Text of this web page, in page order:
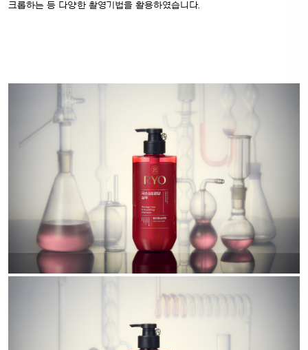
크롭하는 등 다양한 촬영기법을 활용하였습니다.